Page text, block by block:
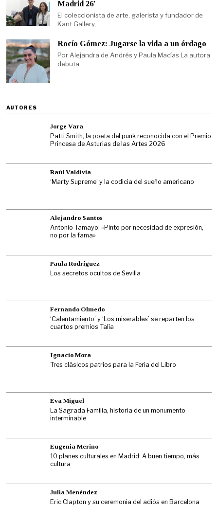
Madrid 26′
El coleccionista de arte, galerista y fundador de
Kant Gallery,
Rocío Gómez: Jugarse la vida a un órdago
Por Alejandra de Andrés y Paula Macías La autora
debuta
AUTORES
Jorge Vara
Patti Smith, la poeta del punk reconocida con el Premio
Princesa de Asturias de las Artes 2026
Raúl Valdivia
‘Marty Supreme’ y la codicia del sueño americano
Alejandro Santos
Antonio Tamayo: «Pinto por necesidad de expresión,
no por la fama»
Paula Rodríguez
Los secretos ocultos de Sevilla
Fernando Olmedo
‘Calentamiento’ y ‘Los miserables’ se reparten los
cuartos premios Talía
Ignacio Mora
Tres clásicos patrios para la Feria del Libro
Eva Miguel
La Sagrada Familia, historia de un monumento
interminable
Eugenia Merino
10 planes culturales en Madrid: A buen tiempo, más
cultura
Julia Menéndez
Eric Clapton y su ceremonia del adiós en Barcelona